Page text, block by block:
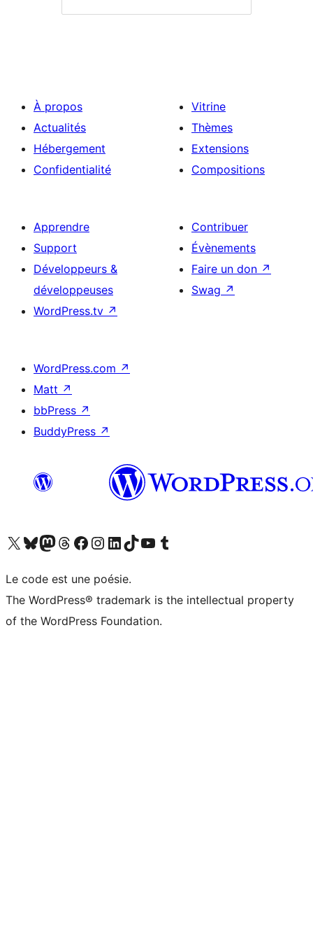
À propos
Actualités
Hébergement
Confidentialité
Vitrine
Thèmes
Extensions
Compositions
Apprendre
Support
Développeurs &
développeuses
WordPress.tv ↗
Contribuer
Évènements
Faire un don ↗
Swag ↗
WordPress.com ↗
Matt ↗
bbPress ↗
BuddyPress ↗
Visitez notre compte X (précédemment Twitter)
Visiter notre compte Bluesky
Visiter notre compte Mastodon
Visiter notre compte Threads
Consulter notre compte Facebook
Consulter notre compte Instagram
Consulter notre compte LinkedIn
Visiter notre compte TokTok
Visiter notre chaîne YouTube
Visiter notre compte Tumblr
Le code est une poésie.
The WordPress® trademark is the intellectual property
of the WordPress Foundation.